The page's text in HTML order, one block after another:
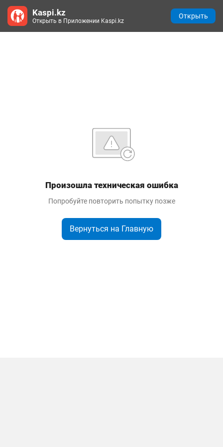
Произошла техническая ошибка
Попробуйте повторить попытку позже
Вернуться на Главную
Kaspi.kz
Открыть в Приложении Kaspi.kz
Открыть